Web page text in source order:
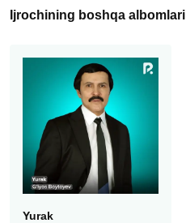
Ijrochining boshqa albomlari
Yurak